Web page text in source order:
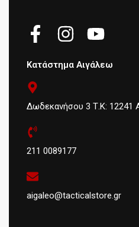
Κατάστημα Αιγάλεω
Δωδεκανήσου 3 Τ.Κ: 12241
211 0089177
aigaleo@tacticalstore.gr